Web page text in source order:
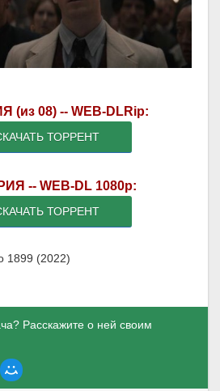
(из 08) -- WEB-DLRip:
ТОРРЕНТ
-- WEB-DL 1080p:
ТОРРЕНТ
1899 (2022)
Расскажите о ней своим